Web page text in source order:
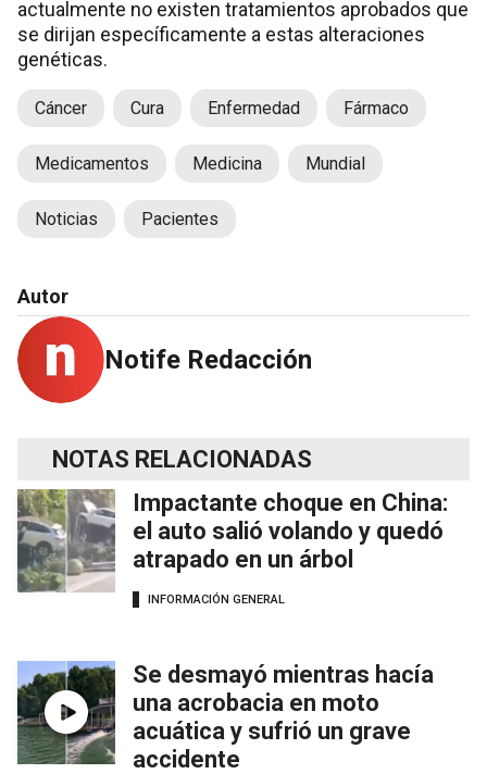
actualmente no existen tratamientos aprobados que
se dirijan específicamente a estas alteraciones
genéticas.
Cáncer Cura Enfermedad Fármaco
Medicamentos Medicina Mundial
Noticias Pacientes
Autor
Notife Redacción
NOTAS RELACIONADAS
Impactante choque en China:
el auto salió volando y quedó
atrapado en un árbol
INFORMACIÓN GENERAL
Se desmayó mientras hacía
una acrobacia en moto
acuática y sufrió un grave
accidente